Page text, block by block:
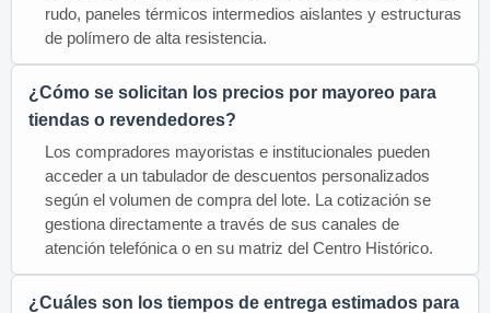
rudo, paneles térmicos intermedios aislantes y estructuras
de polímero de alta resistencia.
¿Cómo se solicitan los precios por mayoreo para
tiendas o revendedores?
Los compradores mayoristas e institucionales pueden
acceder a un tabulador de descuentos personalizados
según el volumen de compra del lote. La cotización se
gestiona directamente a través de sus canales de
atención telefónica o en su matriz del Centro Histórico.
¿Cuáles son los tiempos de entrega estimados para